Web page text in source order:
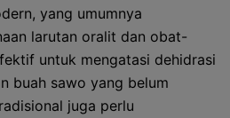
yang umumnya
larutan oralit dan obat-
untuk mengatasi dehidrasi
buah sawo yang belum
juga perlu